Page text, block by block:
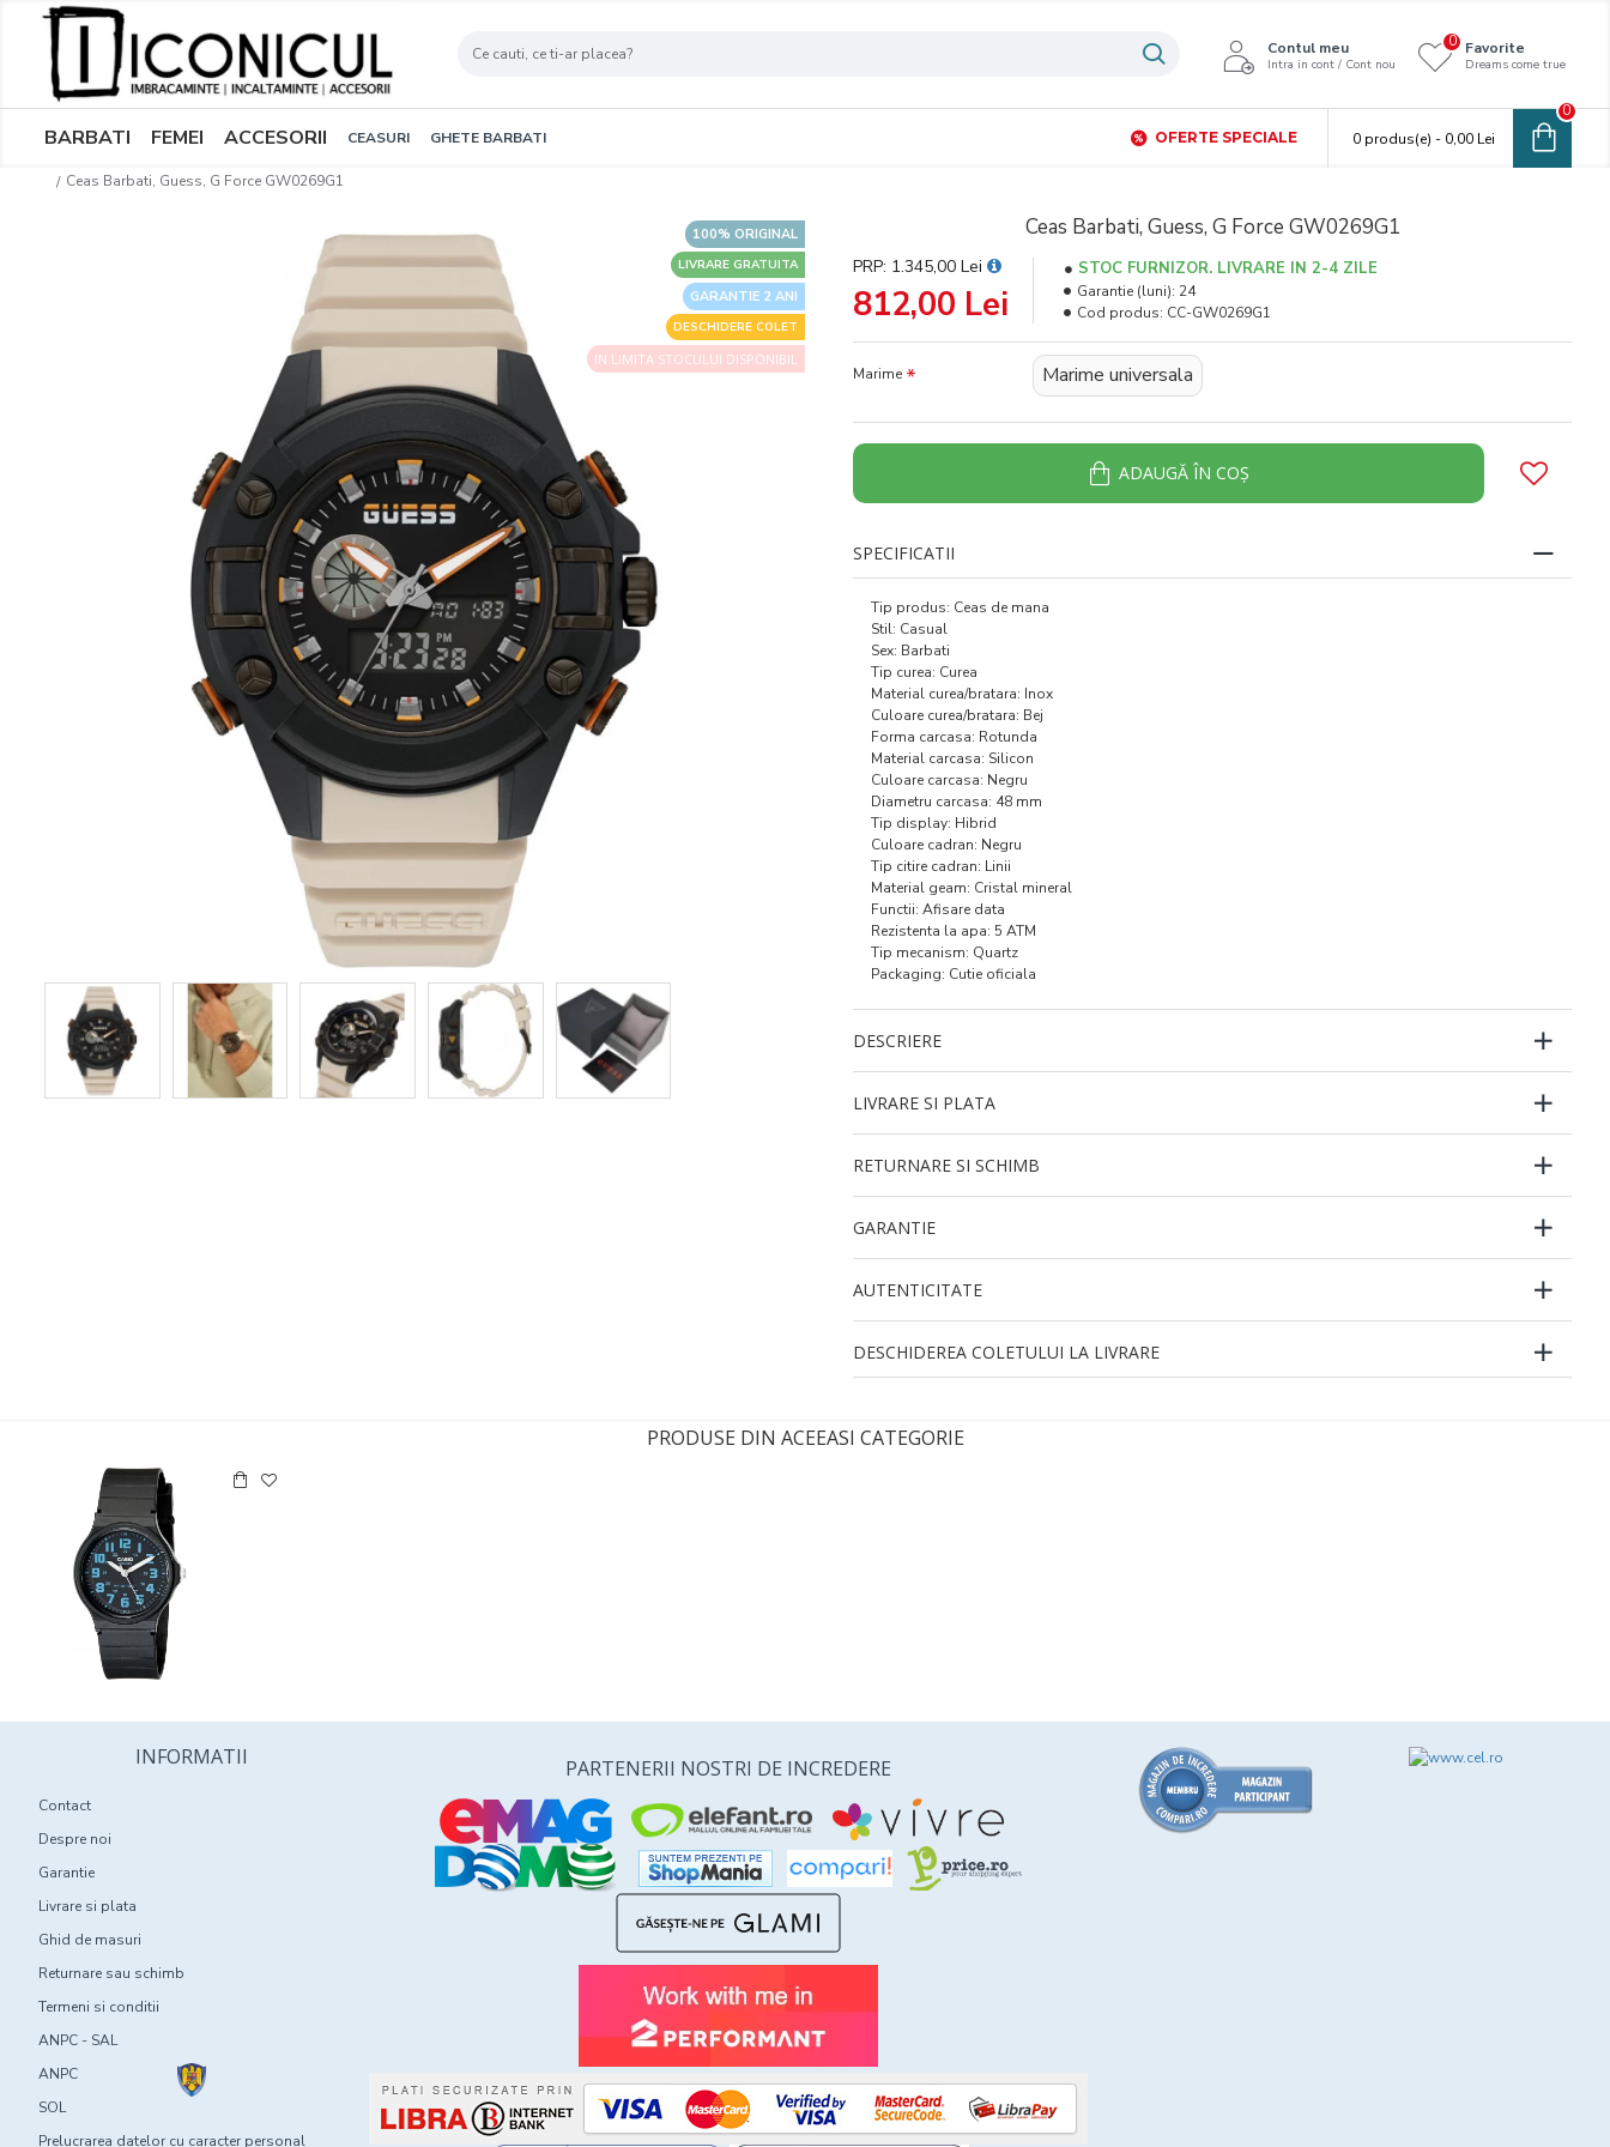
Contul meu
Intra in cont / Cont nou
Favorite
Dreams come true
0
BARBATI FEMEI ACCESORII CEASURI GHETE BARBATI OFERTE SPECIALE 0 produs(e) - 0,00 Lei
0
Ceas Barbati, Guess, G Force GW0269G1
GARANTIE 2 ANI
100% ORIGINAL
LIVRARE GRATUITA
DESCHIDERE COLET
IN LIMITA STOCULUI DISPONIBIL
Ceas Barbati, Guess, G Force GW0269G1
812,00 Lei
PRP: 1.345,00 Lei STOC FURNIZOR. LIVRARE IN 2-4 ZILE
Garantie (luni): 24
Cod produs: CC-GW0269G1
Marime Marime universala
ADAUGĂ ÎN COŞ
SPECIFICATII
Tip produs: Ceas de mana
Stil: Casual
Sex: Barbati
Tip curea: Curea
Material curea/bratara: Inox
Culoare curea/bratara: Bej
Forma carcasa: Rotunda
Material carcasa: Silicon
Culoare carcasa: Negru
Diametru carcasa: 48 mm
Tip display: Hibrid
Culoare cadran: Negru
Tip citire cadran: Linii
Material geam: Cristal mineral
Functii: Afisare data
Rezistenta la apa: 5 ATM
Tip mecanism: Quartz
Packaging: Cutie oficiala
DESCRIERE
LIVRARE SI PLATA
RETURNARE SI SCHIMB
GARANTIE
AUTENTICITATE
DESCHIDEREA COLETULUI LA LIVRARE
PRODUSE DIN ACEEASI CATEGORIE
INFORMATII
Contact
Despre noi
Garantie
Livrare si plata
Ghid de masuri
Returnare sau schimb
Termeni si conditii
ANPC - SAL
ANPC
SOL
Prelucrarea datelor cu caracter personal
PARTENERII NOSTRI DE INCREDERE